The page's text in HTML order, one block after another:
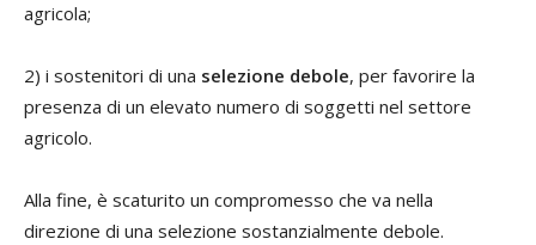
agricola;
2) i sostenitori di una selezione debole, per favorire la
presenza di un elevato numero di soggetti nel settore
agricolo.
Alla fine, è scaturito un compromesso che va nella
direzione di una selezione sostanzialmente debole.